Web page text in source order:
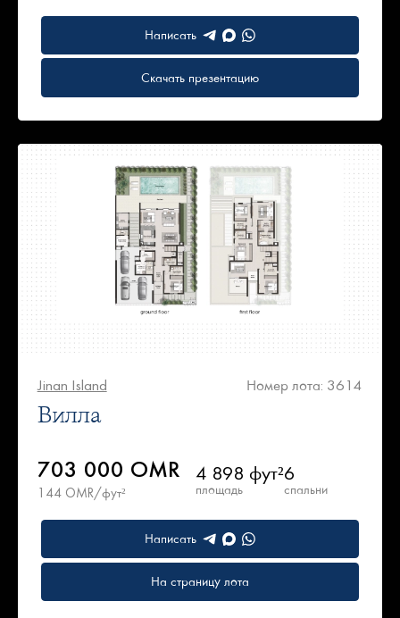
Написать
Скачать презентацию
Jinan Island Номер лота: 3614
Вилла
703 000 OMR
144 OMR/фут²
4 898 фут²
площадь
6
спальни
Написать
На страницу лота